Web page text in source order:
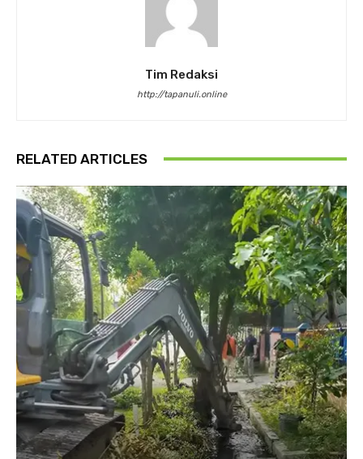
Tim Redaksi
http://tapanuli.online
RELATED ARTICLES